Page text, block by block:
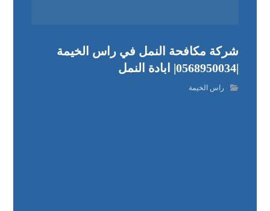
شركة مكافحة النمل في راس الخيمة
|0568950034| ابادة النمل
راس الخيمة